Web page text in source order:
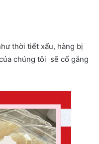
thời tiết xấu, hàng bị
chúng tôi sẽ cố gắng